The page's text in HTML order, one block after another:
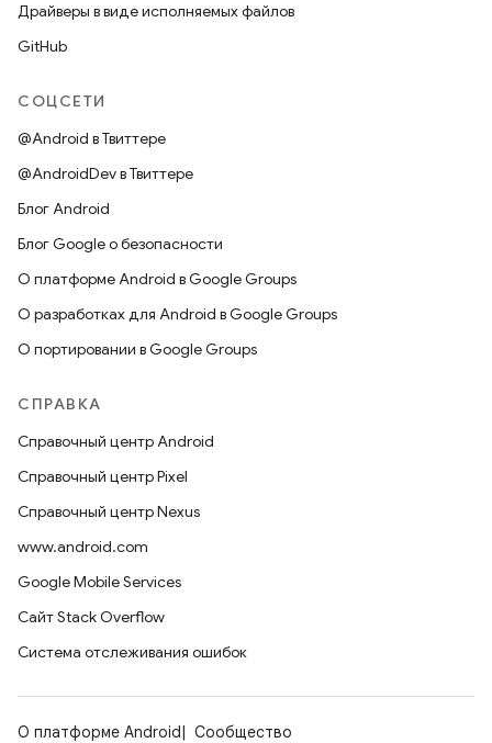
Драйверы в виде исполняемых файлов
GitHub
СОЦСЕТИ
@Android в Твиттере
@AndroidDev в Твиттере
Блог Android
Блог Google о безопасности
О платформе Android в Google Groups
О разработках для Android в Google Groups
О портировании в Google Groups
СПРАВКА
Справочный центр Android
Справочный центр Pixel
Справочный центр Nexus
www.android.com
Google Mobile Services
Сайт Stack Overflow
Система отслеживания ошибок
О платформе Android
Сообщество